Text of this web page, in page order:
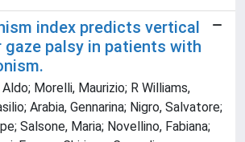
index predicts vertical
gaze palsy in patients with
Morelli, Maurizio; R Williams,
Arabia, Gennarina; Nigro, Salvatore;
Salsone, Maria; Novellino, Fabiana;